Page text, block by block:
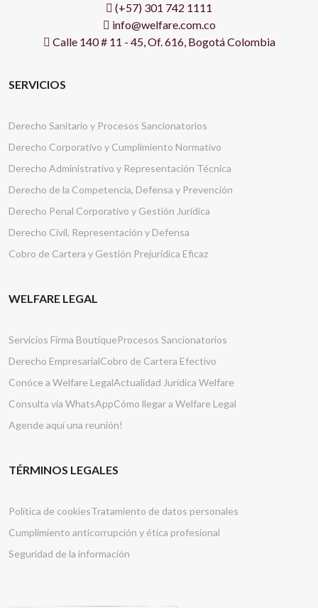
(+57) 301 742 1111
info@welfare.com.co
Calle 140 # 11 - 45, Of. 616, Bogotá Colombia
SERVICIOS
Derecho Sanitario y Procesos Sancionatorios
Derecho Corporativo y Cumplimiento Normativo
Derecho Administrativo y Representación Técnica
Derecho de la Competencia, Defensa y Prevención
Derecho Penal Corporativo y Gestión Jurídica
Derecho Civil, Representación y Defensa
Cobro de Cartera y Gestión Prejurídica Eficaz
WELFARE LEGAL
Servicios Firma BoutiqueProcesos Sancionatorios
Derecho EmpresarialCobro de Cartera Efectivo
Conóce a Welfare LegalActualidad Jurídica Welfare
Consulta vía WhatsAppCómo llegar a Welfare Legal
Agende aquí una reunión!
TÉRMINOS LEGALES
Política de cookiesTratamiento de datos personales
Cumplimiento anticorrupción y ética profesional
Seguridad de la información